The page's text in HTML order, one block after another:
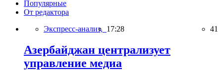
Популярные
От редактора
Экспресс-анализ, 17:28 41
Азербайджан централизует
управление медиа